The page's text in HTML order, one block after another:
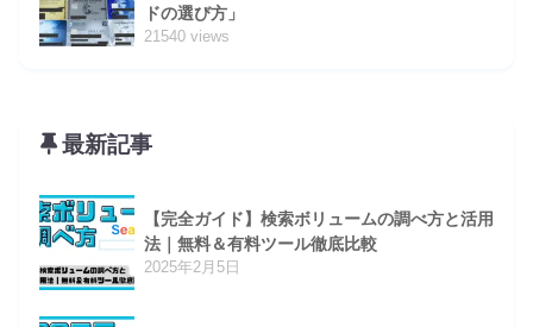
ドの選び方」
21540 views
最新記事
【完全ガイド】検索ボリュームの調べ方と活用
法｜無料＆有料ツール徹底比較
2025年2月5日